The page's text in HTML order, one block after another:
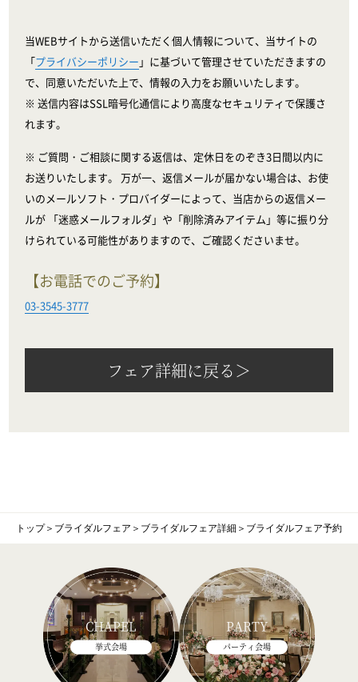
当WEBサイトから送信いただく個人情報について、当サイトの
「プライバシーポリシー 」に基づいて管理させていただきますの
で、同意いただいた上で、情報の入力をお願いいたします。
※ 送信内容はSSL暗号化通信により高度なセキュリティで保護さ
れます。
※ ご質問・ご相談に関する返信は、定休日をのぞき3日間以内に
お送りいたします。 万が一、返信メールが届かない場合は、お使
いのメールソフト・プロバイダーによって、当店からの返信メー
ルが 「迷惑メールフォルダ」や「削除済みアイテム」等に振り分
けられている可能性がありますので、ご確認くださいませ。
【お電話でのご予約】
03-3545-3777
フェア詳細に戻る＞
トップ＞ ブライダルフェア ＞ ブライダルフェア詳細 ＞ ブライダルフェア予約
CHAPEL
挙式会場
PARTY
パーティ会場